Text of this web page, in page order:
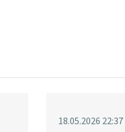
18.05.2026 22:37